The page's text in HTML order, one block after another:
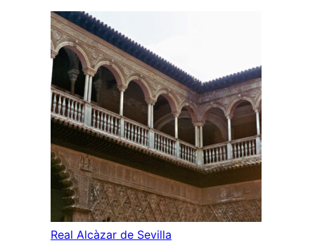
Real Alcàzar de Sevilla